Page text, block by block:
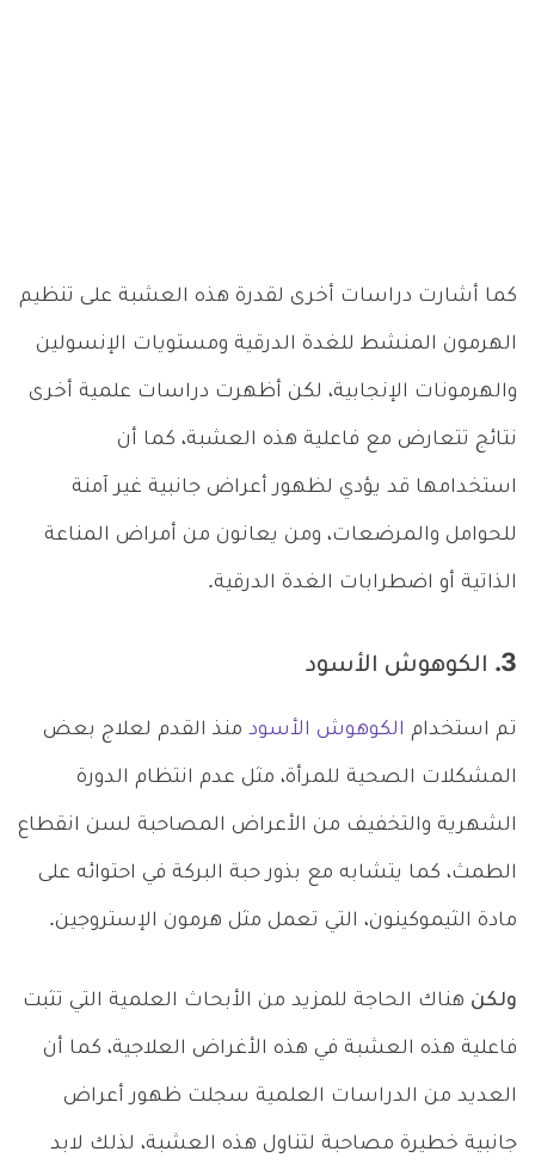
كما أشارت دراسات أخرى لقدرة هذه العشبة على تنظيم
الهرمون المنشط للغدة الدرقية ومستويات الإنسولين
والهرمونات الإنجابية، لكن أظهرت دراسات علمية أخرى
نتائج تتعارض مع فاعلية هذه العشبة، كما أن
استخدامها قد يؤدي لظهور أعراض جانبية غير آمنة
للحوامل والمرضعات، ومن يعانون من أمراض المناعة
الذاتية أو اضطرابات الغدة الدرقية.
3. الكوهوش الأسود
تم استخدام الكوهوش الأسود منذ القدم لعلاج بعض
المشكلات الصحية للمرأة، مثل عدم انتظام الدورة
الشهرية والتخفيف من الأعراض المصاحبة لسن انقطاع
الطمث، كما يتشابه مع بذور حبة البركة في احتوائه على
مادة الثيموكينون، التي تعمل مثل هرمون الإستروجين.
ولكن هناك الحاجة للمزيد من الأبحاث العلمية التي تثبت
فاعلية هذه العشبة في هذه الأغراض العلاجية، كما أن
العديد من الدراسات العلمية سجلت ظهور أعراض
جانبية خطيرة مصاحبة لتناول هذه العشبة، لذلك لابد